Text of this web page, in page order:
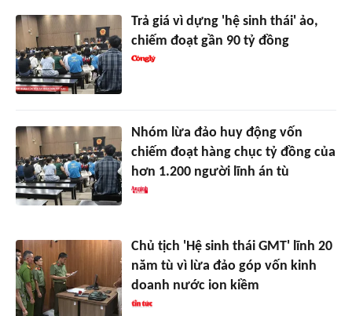
Trả giá vì dựng 'hệ sinh thái' ảo,
chiếm đoạt gần 90 tỷ đồng
Nhóm lừa đảo huy động vốn
chiếm đoạt hàng chục tỷ đồng của
hơn 1.200 người lĩnh án tù
Chủ tịch 'Hệ sinh thái GMT' lĩnh 20
năm tù vì lừa đảo góp vốn kinh
doanh nước ion kiềm